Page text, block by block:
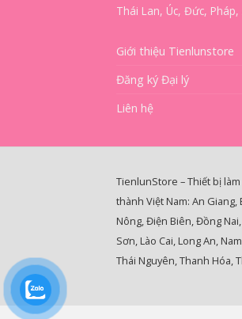
Thái Lan, Úc, Đức,
Giới thiệu Tienlunstore
Đăng ký Đại lý
Liên hệ
TienlunStore – Thiết bị
thành Việt Nam: An Giang,
Nông, Điện Biên, Đồng
Sơn, Lào Cai, Long An,
Thái Nguyên, Thanh Hóa,